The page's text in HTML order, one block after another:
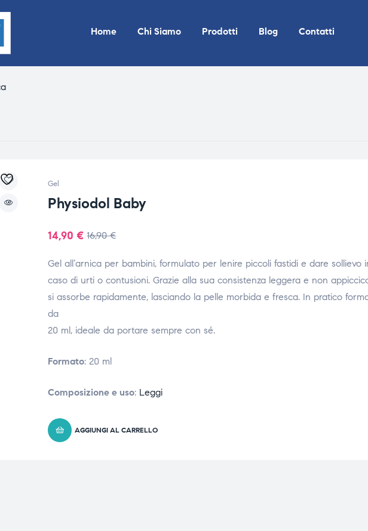
Home Chi Siamo Prodotti Blog Contatti
Gel
Physiodol Baby
16,90€
14,90 €
Gel all’arnica per bambini, formulato per lenire piccoli fastidi e dare sollievo
caso di urti o contusioni. Grazie alla sua consistenza leggera e non
si assorbe rapidamente, lasciando la pelle morbida e fresca. In pratico
da
20 ml, ideale da portare sempre con sé.
Formato: 20 ml
Composizione e uso: Leggi
AGGIUNGI AL CARRELLO